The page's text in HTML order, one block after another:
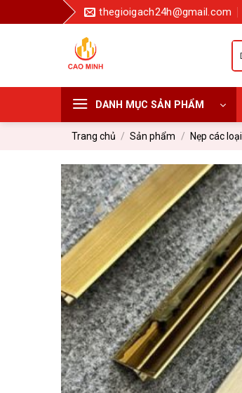
qua
thegioigach24h@gmail.com
DANH MỤC SẢN PHẨM
Trang chủ / Sản phẩm / Nẹp các loại